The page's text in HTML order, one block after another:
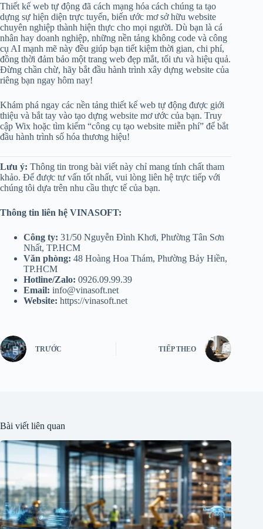
Thiết kế web tự động đã cách mạng hóa cách chúng ta tạo
dựng sự hiện diện trực tuyến, biến ước mơ sở hữu website
chuyên nghiệp thành hiện thực cho mọi người. Dù bạn là cá
nhân hay doanh nghiệp, những nền tảng không code và công
cụ AI mạnh mẽ này đều giúp bạn tiết kiệm thời gian, chi phí,
đồng thời đảm bảo một trang web đẹp mắt, tối ưu và hiệu quả.
Đừng chần chừ, hãy bắt đầu hành trình xây dựng website của
riêng bạn ngay hôm nay!
Khám phá ngay các nền tảng thiết kế web tự động được giới
thiệu và bắt tay vào tạo dựng website mơ ước của bạn. Truy
cập Wix hoặc tìm kiếm “công cụ tạo website miễn phí” để bắt
đầu hành trình số hóa thương hiệu!
Lưu ý: Thông tin trong bài viết này chỉ mang tính chất tham
khảo. Để được tư vấn tốt nhất, vui lòng liên hệ trực tiếp với
chúng tôi dựa trên nhu cầu thực tế của bạn.
Thông tin liên hệ VINASOFT:
Công ty: 31/50 Nguyễn Đình Khơi, Phường Tân Sơn
Nhất, TP.HCM
Văn phòng: 48 Hoàng Hoa Thám, Phường Bảy Hiền,
TP.HCM
Hotline/Zalo: 0926.09.99.39
Email: info@vinasoft.net
Website: https://vinasoft.net
TRƯỚC TIẾP THEO
Bài viết liên quan